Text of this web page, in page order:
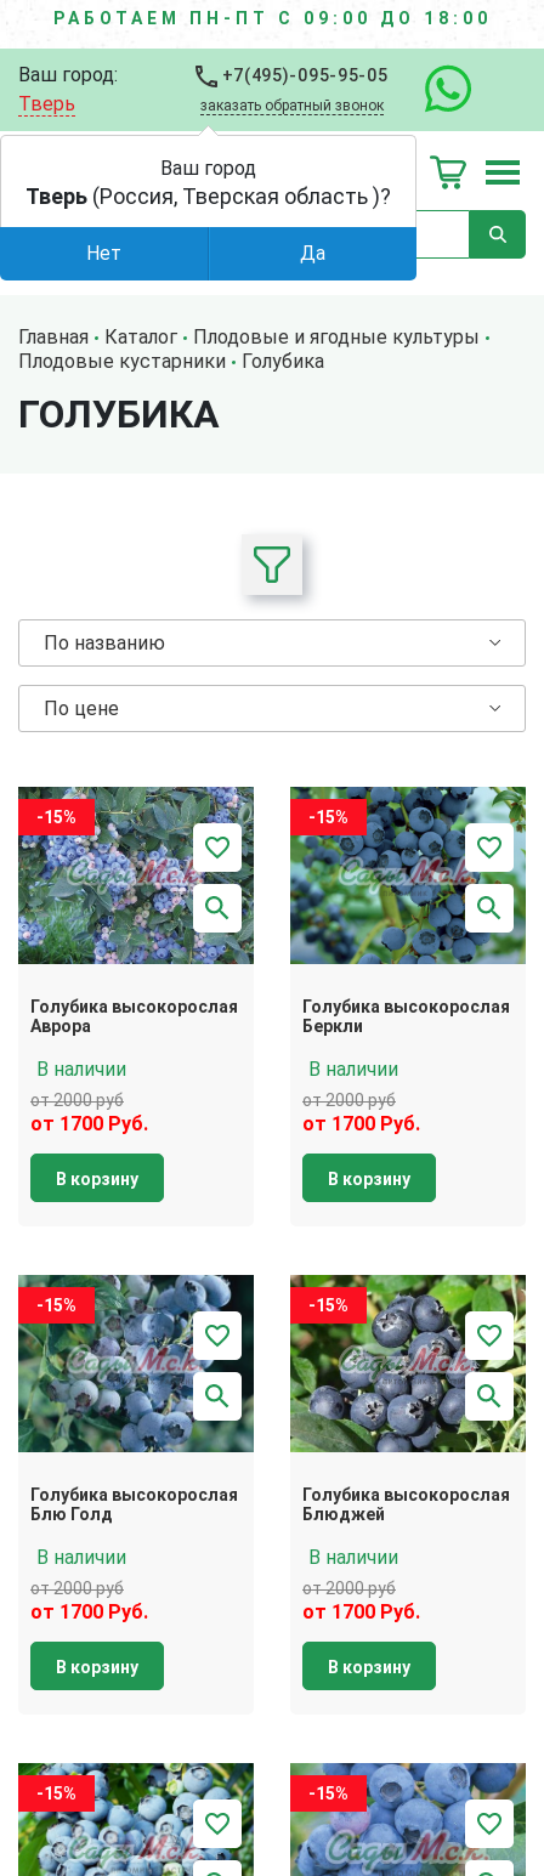
РАБОТАЕМ ПН-ПТ С 09:00 ДО 18:00
Ваш город:
Тверь
+7(495)-095-95-05
заказать обратный звонок
Главная Каталог
Плодовые и ягодные культуры
Плодовые кустарники
Голубика
ГОЛУБИКА
По названию
По цене
-15%
Голубика высокорослая
Аврора
В наличии
от 2000 руб
от 1700 Руб.
В корзину
-15%
Голубика высокорослая
Беркли
В наличии
от 2000 руб
от 1700 Руб.
В корзину
-15%
Голубика высокорослая
Блю Голд
В наличии
от 2000 руб
от 1700 Руб.
В корзину
-15%
Голубика высокорослая
Блюджей
В наличии
от 2000 руб
от 1700 Руб.
В корзину
-15% -15%
Ваш город
Тверь (Россия, Тверская область )?
Нет Да